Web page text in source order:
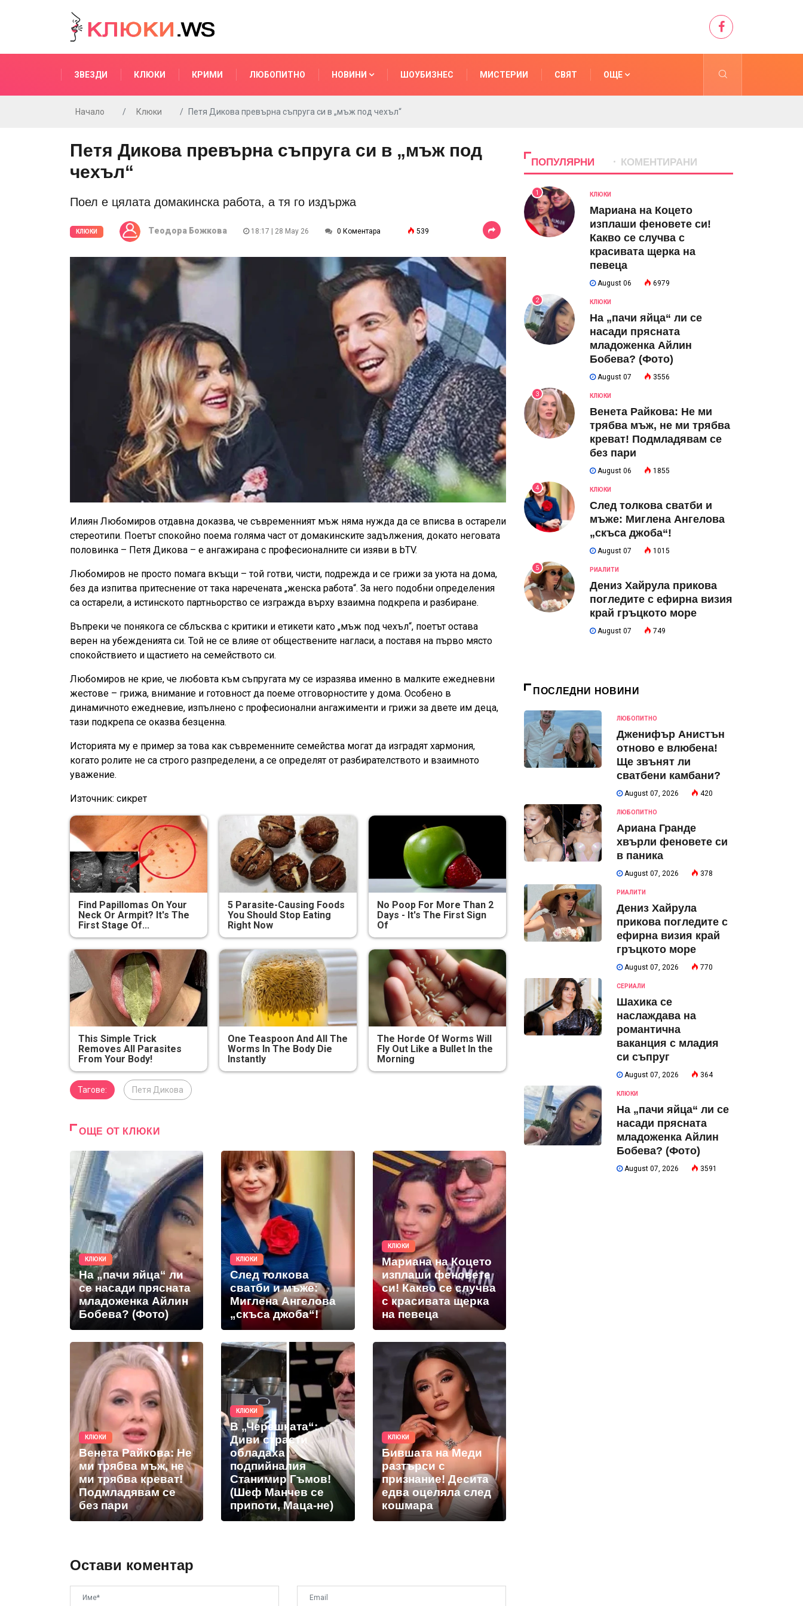
ЗВЕЗДИ КЛЮКИ КРИМИ ЛЮБОПИТНО НОВИНИ ШОУБИЗНЕС МИСТЕРИИ СВЯТ ОЩЕ
Начало Клюки Петя Дикова превърна съпруга си в „мъж под чехъл“
Петя Дикова превърна съпруга си в „мъж под
чехъл“
Поел е цялата домакинска работа, а тя го издържа
КЛЮКИ Tеодора Божкова 18:17 | 28 May 26 0 Коментара 539
Илиян Любомиров отдавна доказва, че съвременният мъж няма нужда да се вписва в остарели
стереотипи. Поетът спокойно поема голяма част от домакинските задължения, докато неговата
половинка – Петя Дикова – е ангажирана с професионалните си изяви в bTV.
Любомиров не просто помага вкъщи – той готви, чисти, подрежда и се грижи за уюта на дома,
без да изпитва притеснение от така наречената „женска работа“. За него подобни определения
са остарели, а истинското партньорство се изгражда върху взаимна подкрепа и разбиране.
Въпреки че понякога се сблъсква с критики и етикети като „мъж под чехъл“, поетът остава
верен на убежденията си. Той не се влияе от обществените нагласи, а поставя на първо място
спокойствието и щастието на семейството си.
Любомиров не крие, че любовта към съпругата му се изразява именно в малките ежедневни
жестове – грижа, внимание и готовност да поеме отговорностите у дома. Особено в
динамичното ежедневие, изпълнено с професионални ангажименти и грижи за двете им деца,
тази подкрепа се оказва безценна.
Историята му е пример за това как съвременните семейства могат да изградят хармония,
когато ролите не са строго разпределени, а се определят от разбирателството и взаимното
уважение.
Източник: сикрет
Find Papillomas On Your
Neck Or Armpit? It's The
First Stage Of...
5 Parasite-Causing Foods
You Should Stop Eating
Right Now
No Poop For More Than 2
Days - It's The First Sign
Of
This Simple Trick
Removes All Parasites
From Your Body!
One Teaspoon And All The
Worms In The Body Die
Instantly
The Horde Of Worms Will
Fly Out Like a Bullet In the
Morning
Тагове: Петя Дикова
ОЩЕ ОТ КЛЮКИ
КЛЮКИ
На „пачи яйца“ ли
се насади прясната
младоженка Айлин
Бобева? (Фото)
КЛЮКИ
След толкова
сватби и мъже:
Миглена Ангелова
„скъса джоба“!
КЛЮКИ
Мариана на Коцето
изплаши феновете
си! Какво се случва
с красивата щерка
на певеца
КЛЮКИ
Венета Райкова: Не
ми трябва мъж, не
ми трябва креват!
Подмладявам се
без пари
КЛЮКИ
В „Черешката“:
Диви страсти
обладаха
подпийналия
Станимир Гъмов!
(Шеф Манчев се
припоти, Маца-не)
КЛЮКИ
Бившата на Меди
разтърси с
признание! Десита
едва оцеляла след
кошмара
Остави коментар
ПОПУЛЯРНИ КОМЕНТИРАНИ
1 КЛЮКИ
Мариана на Коцето
изплаши феновете си!
Какво се случва с
красивата щерка на
певеца
August 06 6979
2 КЛЮКИ
На „пачи яйца“ ли се
насади прясната
младоженка Айлин
Бобева? (Фото)
August 07 3556
3 КЛЮКИ
Венета Райкова: Не ми
трябва мъж, не ми трябва
креват! Подмладявам се
без пари
August 06 1855
4 КЛЮКИ
След толкова сватби и
мъже: Миглена Ангелова
„скъса джоба“!
August 07 1015
5 РИАЛИТИ
Дениз Хайрула прикова
погледите с ефирна визия
край гръцкото море
August 07 749
ПОСЛЕДНИ НОВИНИ
ЛЮБОПИТНО
Дженифър Анистън
отново е влюбена!
Ще звънят ли
сватбени камбани?
August 07, 2026 420
ЛЮБОПИТНО
Ариана Гранде
хвърли феновете си
в паника
August 07, 2026 378
РИАЛИТИ
Дениз Хайрула
прикова погледите с
ефирна визия край
гръцкото море
August 07, 2026 770
СЕРИАЛИ
Шахика се
наслаждава на
романтична
ваканция с младия
си съпруг
August 07, 2026 364
КЛЮКИ
На „пачи яйца“ ли се
насади прясната
младоженка Айлин
Бобева? (Фото)
August 07, 2026 3591